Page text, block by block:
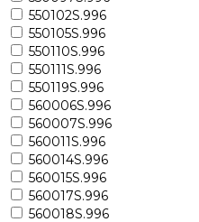
550102S.996
550105S.996
550110S.996
550111S.996
550119S.996
560006S.996
560007S.996
560011S.996
560014S.996
560015S.996
560017S.996
560018S.996